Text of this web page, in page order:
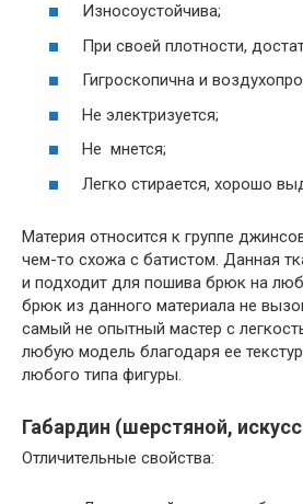
Износоустойчива;
При своей плотности,
Гигроскопична и
Не электризуется;
Не мнется;
Легко стирается, хорошо
Материя относится к группе
чем-то схожа с батистом. Данная
и подходит для пошива брюк на
брюк из данного материала не
самый не опытный мастер с
любую модель благодаря ее
любого типа фигуры.
Габардин (шерстяной,
Отличительные свойства: